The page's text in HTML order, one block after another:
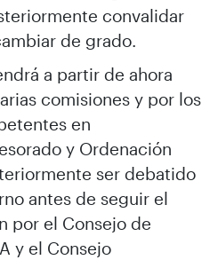
convalidar
de grado.
a partir de ahora
comisiones y por los
en
y Ordenación
ser debatido
antes de seguir el
por el Consejo de
y el Consejo